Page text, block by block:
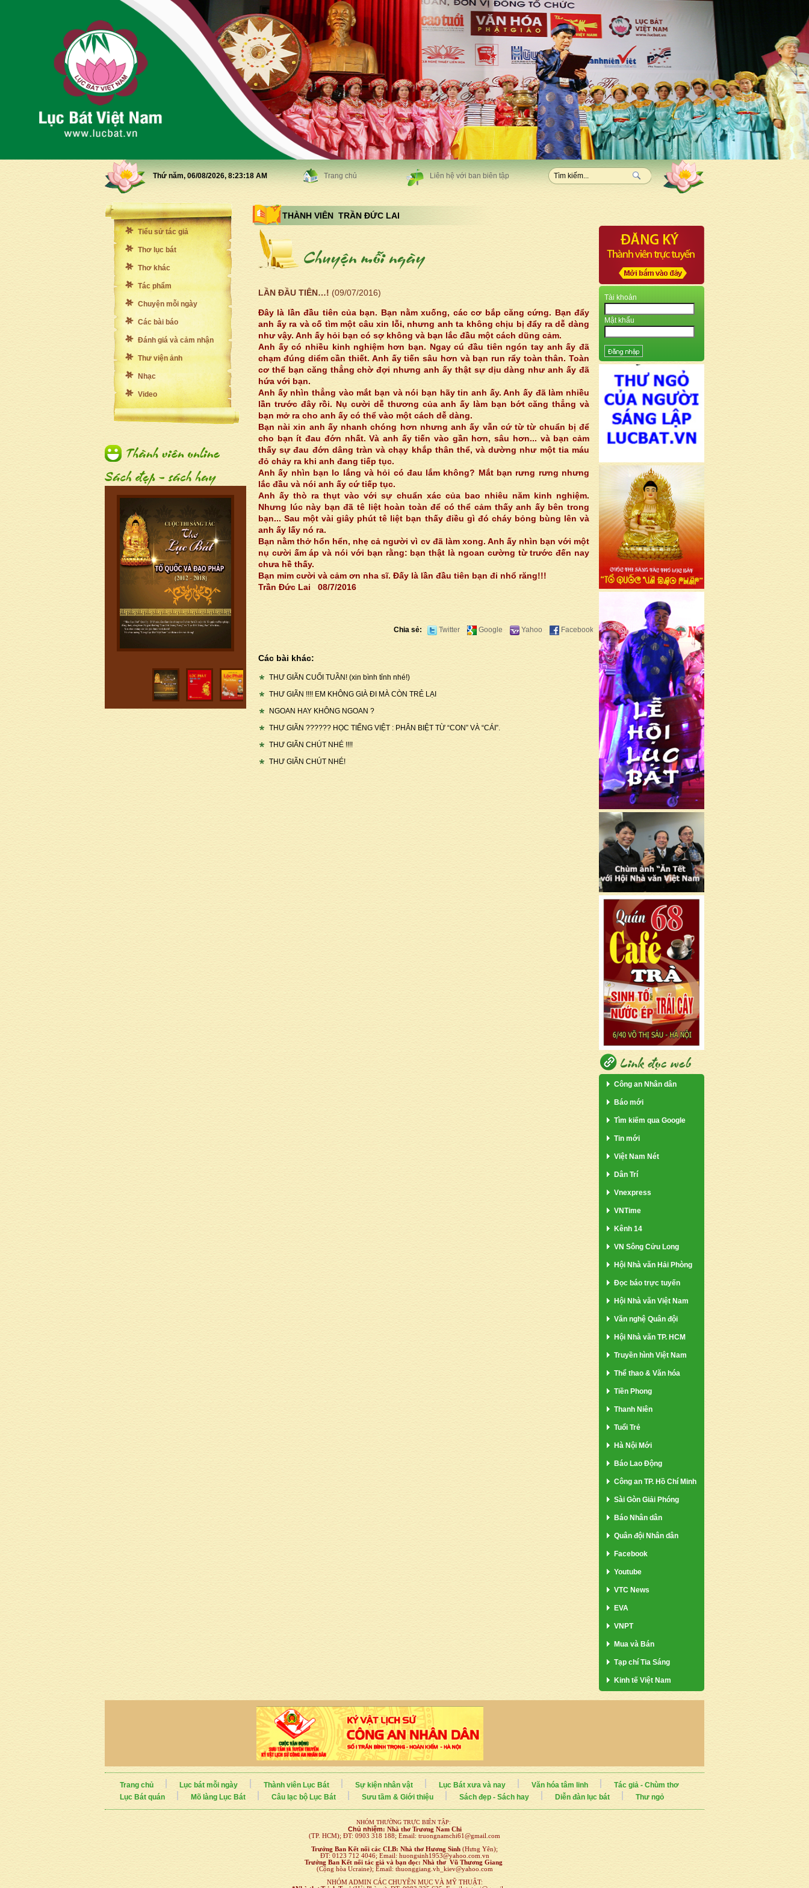
Thứ năm, 06/08/2026, 8:23:19 AM Trang chủ Liên hệ với ban biên tập
Tiểu sử tác giả
Thơ lục bát
Thơ khác
Tác phẩm
Chuyện mỗi ngày
Các bài báo
Đánh giá và cảm nhận
Thư viện ảnh
Nhạc
Video
THÀNH VIÊN TRẦN ĐỨC LAI
LẦN ĐẦU TIÊN…! (09/07/2016)
Đây là lần đầu tiên của bạn. Bạn nằm xuống, các cơ bắp căng cứng. Bạn đẩy
anh ấy ra và cố tìm một câu xin lỗi, nhưng anh ta không chịu bị đẩy ra dễ dàng
như vậy. Anh ấy hỏi bạn có sợ không và bạn lắc đầu một cách dũng cảm.
Anh ấy có nhiều kinh nghiệm hơn bạn. Ngay cú đầu tiên ngón tay anh ấy đã
chạm đúng diểm cần thiết. Anh ấy tiến sâu hơn và bạn run rẩy toàn thân. Toàn
cơ thể bạn căng thẳng chờ đợi nhưng anh ấy thật sự dịu dàng như anh ấy đã
hứa với bạn.
Anh ấy nhìn thẳng vào mắt bạn và nói bạn hãy tin anh ấy. Anh ấy đã làm nhiều
lần trước đây rồi. Nụ cười dễ thương của anh ấy làm bạn bớt căng thẳng và
bạn mở ra cho anh ấy có thể vào một cách dễ dàng.
Bạn nài xin anh ấy nhanh chóng hơn nhưng anh ấy vẫn cứ từ từ chuẩn bị để
cho bạn ít đau đớn nhất. Và anh ấy tiến vào gần hơn, sâu hơn... và bạn cảm
thấy sự đau đớn dâng tràn và chạy khắp thân thể, và dường như một tia máu
đỏ chảy ra khi anh đang tiếp tục.
Anh ấy nhìn bạn lo lắng và hỏi có đau lắm không? Mắt bạn rưng rưng nhưng
lắc đầu và nói anh ấy cứ tiếp tục.
Anh ấy thò ra thụt vào với sự chuẩn xác của bao nhiêu năm kinh nghiệm.
Nhưng lúc này bạn đã tê liệt hoàn toàn để có thể cảm thấy anh ấy bên trong
bạn... Sau một vài giây phút tê liệt bạn thấy điều gì đó cháy bỏng bùng lên và
anh ấy lấy nó ra.
Bạn nằm thở hổn hển, nhẹ cả người vì cv đã làm xong. Anh ấy nhìn bạn với một
nụ cười ấm áp và nói với bạn rằng: bạn thật là ngoan cường từ trước đến nay
chưa hề thấy.
Bạn mỉm cười và cảm ơn nha sĩ. Đấy là lần đầu tiên bạn đi nhổ răng!!!
Trần Đức Lai 08/7/2016
Chia sẻ: Twitter Google Yahoo Facebook
Các bài khác:
THƯ GIÃN CUỐI TUẦN! (xin bình tỉnh nhé!)
THƯ GIÃN !!!! EM KHÔNG GIÀ ĐI MÀ CÒN TRẺ LẠI
NGOAN HAY KHÔNG NGOAN ?
THƯ GIÃN ?????? HỌC TIẾNG VIỆT : PHÂN BIỆT TỪ “CON” VÀ “CÁI”.
THƯ GIÃN CHÚT NHÉ !!!!
THƯ GIÃN CHÚT NHÉ!
Tài khoản
Mật khẩu
Công an Nhân dân
Báo mới
Tìm kiếm qua Google
Tin mới
Việt Nam Nét
Dân Trí
Vnexpress
VNTime
Kênh 14
VN Sông Cửu Long
Hội Nhà văn Hải Phòng
Đọc báo trực tuyến
Hội Nhà văn Việt Nam
Văn nghệ Quân đội
Hội Nhà văn TP. HCM
Truyền hình Việt Nam
Thể thao & Văn hóa
Tiền Phong
Thanh Niên
Tuổi Trẻ
Hà Nội Mới
Báo Lao Động
Công an TP. Hồ Chí Minh
Sài Gòn Giải Phóng
Báo Nhân dân
Quân đội Nhân dân
Facebook
Youtube
VTC News
EVA
VNPT
Mua và Bán
Tạp chí Tia Sáng
Kinh tế Việt Nam
Trang chủ Lục bát mỗi ngày Thành viên Lục Bát Sự kiện nhân vật Lục Bát xưa và nay Văn hóa tâm linh
Tác giả - Chùm thơ
Lục Bát quán
Mõ làng Lục Bát Câu lạc bộ Lục Bát Sưu tầm & Giới thiệu Sách đẹp - Sách hay Diễn đàn lục bát Thư ngỏ
NHÓM THƯỜNG TRỰC BIÊN TẬP:
Chủ nhiệm: Nhà thơ Trương Nam Chi
(TP. HCM); ĐT: 0903 318 188; Email: truongnamchi61@gmail.com
Trưởng Ban Kết nối các CLB: Nhà thơ Hương Sinh (Hưng Yên);
ĐT: 0123 712 4046; Email: huongsinh1953@yahoo.com.vn
Trưởng Ban Kết nối tác giả và bạn đọc: Nhà thơ Vũ Thương Giang
(Cộng hòa Ucraine); Email: thuonggiang.vh_kiev@yahoo.com
NHÓM ADMIN CÁC CHUYÊN MỤC VÀ MỸ THUẬT: